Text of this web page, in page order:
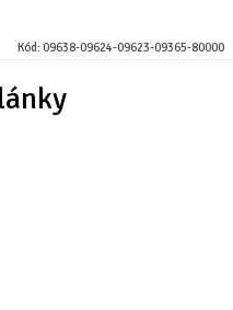
Kód:09638-09624-09623-09365-80000